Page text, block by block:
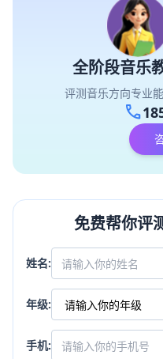
全阶段音乐
评测音乐方向专业
call
免费帮你评
姓名:
年级:
手机: